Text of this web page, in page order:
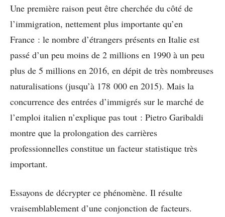
Une première raison peut être cherchée du côté de
l’immigration, nettement plus importante qu’en
France : le nombre d’étrangers présents en Italie est
passé d’un peu moins de 2 millions en 1990 à un peu
plus de 5 millions en 2016, en dépit de très nombreuses
naturalisations (jusqu’à 178 000 en 2015). Mais la
concurrence des entrées d’immigrés sur le marché de
l’emploi italien n’explique pas tout : Pietro Garibaldi
montre que la prolongation des carrières
professionnelles constitue un facteur statistique très
important.
Essayons de décrypter ce phénomène. Il résulte
vraisemblablement d’une conjonction de facteurs.